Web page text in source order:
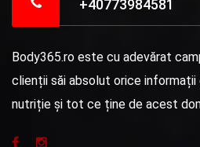
+40773984581
Body365.ro este cu adevărat
clienții săi absolut orice
nutriție și tot ce ține de acest